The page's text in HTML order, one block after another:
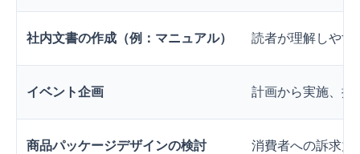
社内文書の作成（例：マニュアル） 読者が理解しやす
イベント企画 計画から実施、振
商品パッケージデザインの検討 消費者への訴求力